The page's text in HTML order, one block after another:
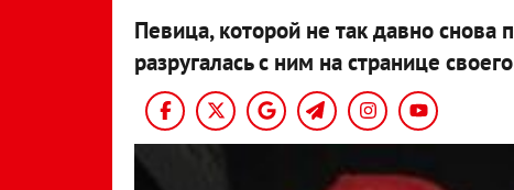
Певица, которой не так давно
разругалась с ним на странице